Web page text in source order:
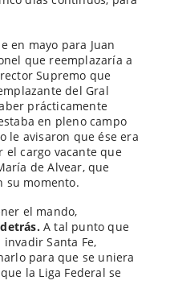
en mayo para Juan
que reemplazaría a
Supremo que
del Gral
prácticamente
en pleno campo
le avisaron que ése era
el cargo vacante que
de Alvear, que
su momento.
el mando,
A tal punto que
Santa Fe,
para que se uniera
la Liga Federal se